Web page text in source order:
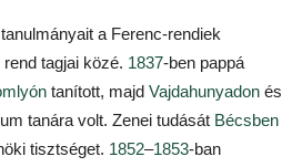
a Ferenc-rendiek
tagjai közé. 1837-ben pappá
tanított, majd Vajdahunyadon és
tanára volt. Zenei tudását Bécsben
tisztséget. 1852–1853-ban